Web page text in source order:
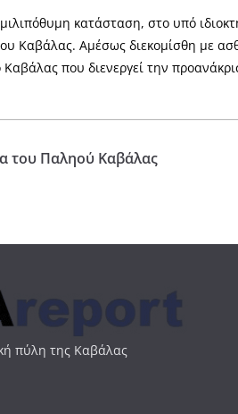
κατάσταση, στο υπό
Καβάλας. Αμέσως διεκομίσθη με
που διενεργεί την
του Παληού Καβάλας
πύλη της Καβάλας